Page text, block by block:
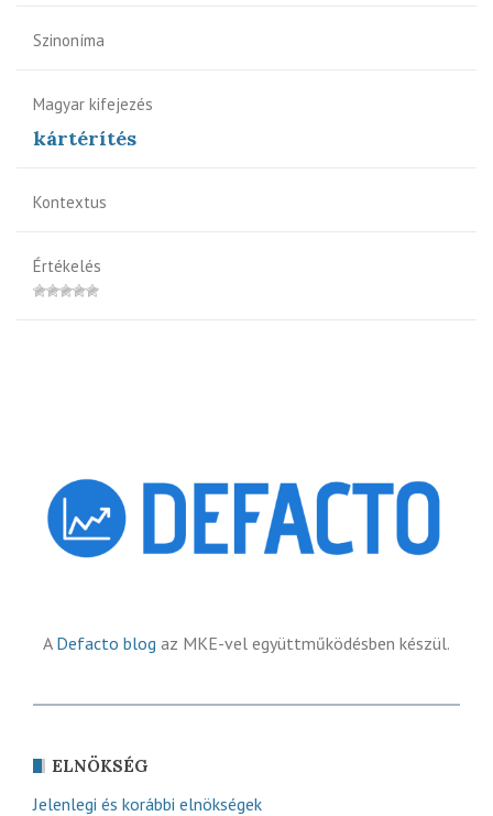
Szinoníma
Magyar kifejezés
kártérítés
Kontextus
Értékelés
A Defacto blog az MKE-vel együttműködésben készül.
ELNÖKSÉG
Jelenlegi és korábbi elnökségek